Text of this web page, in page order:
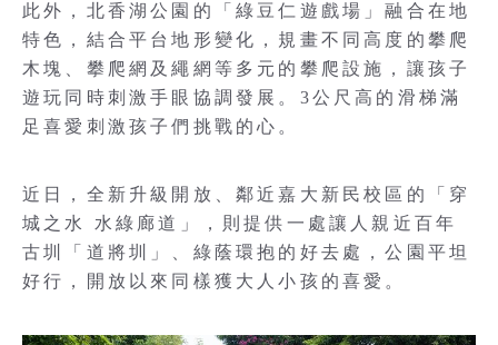
此外，北香湖公園的「綠豆仁遊戲場」融合在地
特色，結合平台地形變化，規畫不同高度的攀爬
木塊、攀爬網及繩網等多元的攀爬設施，讓孩子
遊玩同時刺激手眼協調發展。3公尺高的滑梯滿
足喜愛刺激孩子們挑戰的心。
近日，全新升級開放、鄰近嘉大新民校區的「穿
城之水 水綠廊道」，則提供一處讓人親近百年
古圳「道將圳」、綠蔭環抱的好去處，公園平坦
好行，開放以來同樣獲大人小孩的喜愛。